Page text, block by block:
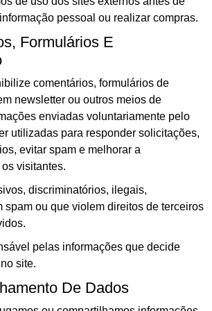
pessoal ou realizar compras.
Formulários E
comentários, formulários de
newsletter ou outros meios de
enviadas voluntariamente pelo
utilizadas para responder solicitações,
evitar spam e melhorar a
visitantes.
discriminatórios, ilegais,
spam ou que violem direitos de terceiros
pelas informações que decide
site.
De Dados